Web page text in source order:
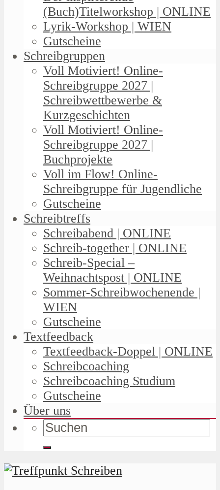
(Buch)Titelworkshop | ONLINE
Lyrik-Workshop | WIEN
Gutscheine
Schreibgruppen
Voll Motiviert! Online-
Schreibgruppe 2027 |
Schreibwettbewerbe &
Kurzgeschichten
Voll Motiviert! Online-
Schreibgruppe 2027 |
Buchprojekte
Voll im Flow! Online-
Schreibgruppe für Jugendliche
Gutscheine
Schreibtreffs
Schreibabend | ONLINE
Schreib-together | ONLINE
Schreib-Special –
Weihnachtspost | ONLINE
Sommer-Schreibwochenende |
WIEN
Gutscheine
Textfeedback
Textfeedback-Doppel | ONLINE
Schreibcoaching
Schreibcoaching Studium
Gutscheine
Über uns